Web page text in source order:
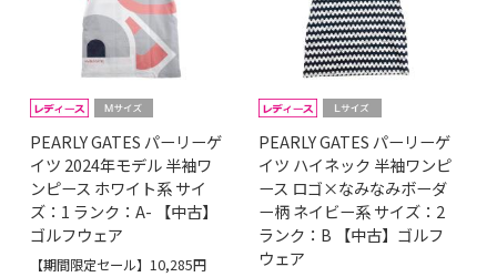
PEARLY GATES パーリーゲ
イツ 2024年モデル 半袖ワ
ンピース ホワイト系 サイ
ズ：1 ランク：A- 【中古】
ゴルフウェア
【期間限定セール】10,285円
PEARLY GATES パーリーゲ
イツ ハイネック 半袖ワンピ
ース ロゴ×なみなみボーダ
ー柄 ネイビー系 サイズ：2
ランク：B 【中古】ゴルフ
ウェア